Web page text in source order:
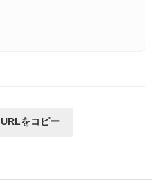
URLをコピー